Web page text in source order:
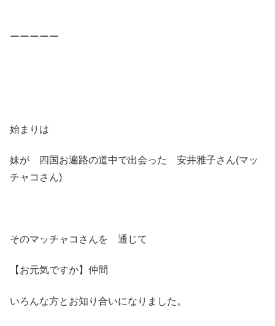
ーーーーー
始まりは
妹が 四国お遍路の道中で出会った 安井雅子さん(マッ
チャコさん)
そのマッチャコさんを 通じて
【お元気ですか】仲間
いろんな方とお知り合いになりました。